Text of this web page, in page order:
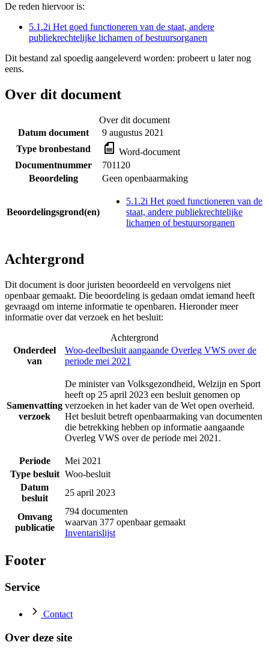
De reden hiervoor is:
5.1.2i Het goed functioneren van de staat, andere
publiekrechtelijke lichamen of bestuursorganen
Dit bestand zal spoedig aangeleverd worden: probeert u later nog
eens.
Over dit document
Over dit document
Datum document
9 augustus 2021
Type bronbestand
Word-document
Documentnummer
701120
Beoordeling
Geen openbaarmaking
Beoordelingsgrond(en)
5.1.2i Het goed functioneren van de
staat, andere publiekrechtelijke
lichamen of bestuursorganen
Achtergrond
Dit document is door juristen beoordeeld en vervolgens niet
openbaar gemaakt. Die beoordeling is gedaan omdat iemand heeft
gevraagd om interne informatie te openbaren. Hieronder meer
informatie over dat verzoek en het besluit:
Achtergrond
Onderdeel
van
Woo-deelbesluit aangaande Overleg VWS over de
periode mei 2021
Samenvatting
verzoek
De minister van Volksgezondheid, Welzijn en Sport
heeft op 25 april 2023 een besluit genomen op
verzoeken in het kader van de Wet open overheid.
Het besluit betreft openbaarmaking van documenten
die betrekking hebben op informatie aangaande
Overleg VWS over de periode mei 2021.
Periode
Mei 2021
Type besluit Woo-besluit
Datum
besluit
25 april 2023
Omvang
publicatie
794 documenten
waarvan 377 openbaar gemaakt
Inventarislijst
Footer
Service
Contact
Over deze site